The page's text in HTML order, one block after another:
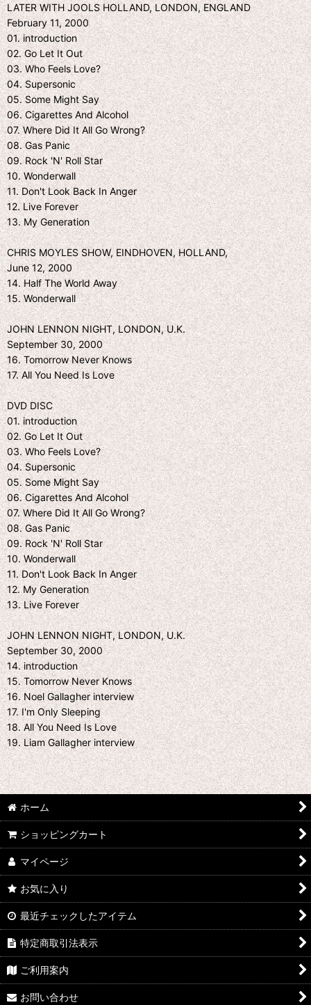
LATER WITH JOOLS HOLLAND, LONDON, ENGLAND
February 11, 2000
01. introduction
02. Go Let It Out
03. Who Feels Love?
04. Supersonic
05. Some Might Say
06. Cigarettes And Alcohol
07. Where Did It All Go Wrong?
08. Gas Panic
09. Rock 'N' Roll Star
10. Wonderwall
11. Don't Look Back In Anger
12. Live Forever
13. My Generation
CHRIS MOYLES SHOW, EINDHOVEN, HOLLAND,
June 12, 2000
14. Half The World Away
15. Wonderwall
JOHN LENNON NIGHT, LONDON, U.K.
September 30, 2000
16. Tomorrow Never Knows
17. All You Need Is Love
DVD DISC
01. introduction
02. Go Let It Out
03. Who Feels Love?
04. Supersonic
05. Some Might Say
06. Cigarettes And Alcohol
07. Where Did It All Go Wrong?
08. Gas Panic
09. Rock 'N' Roll Star
10. Wonderwall
11. Don't Look Back In Anger
12. My Generation
13. Live Forever
JOHN LENNON NIGHT, LONDON, U.K.
September 30, 2000
14. introduction
15. Tomorrow Never Knows
16. Noel Gallagher interview
17. I'm Only Sleeping
18. All You Need Is Love
19. Liam Gallagher interview
ホーム
ショッピングカート
マイページ
お気に入り
最近チェックしたアイテム
特定商取引法表示
ご利用案内
お問い合わせ